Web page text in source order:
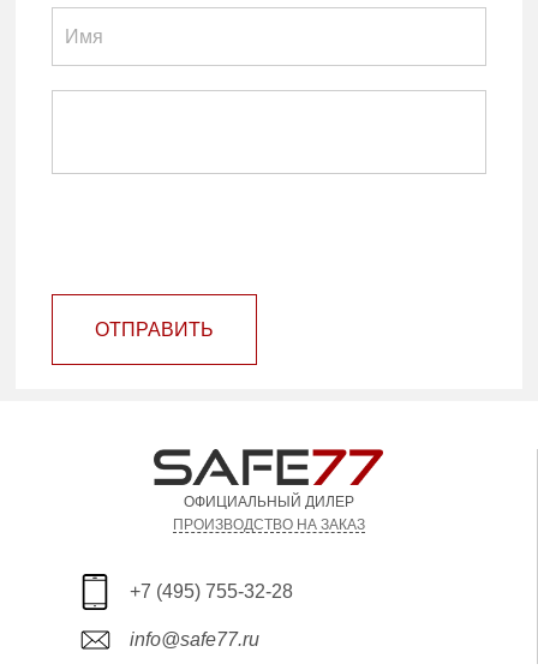
ОТПРАВИТЬ
ОФИЦИАЛЬНЫЙ ДИЛЕР
ПРОИЗВОДСТВО НА ЗАКАЗ
+7 (495) 755-32-28
info@safe77.ru